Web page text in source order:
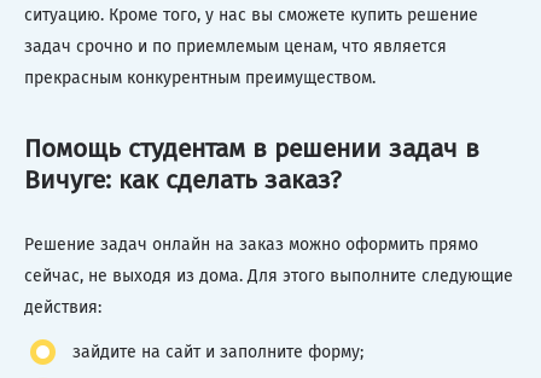
ситуацию. Кроме того, у нас вы сможете купить решение
задач срочно и по приемлемым ценам, что является
прекрасным конкурентным преимуществом.
Помощь студентам в решении задач в
Вичуге: как сделать заказ?
Решение задач онлайн на заказ можно оформить прямо
сейчас, не выходя из дома. Для этого выполните следующие
действия:
зайдите на сайт и заполните форму;